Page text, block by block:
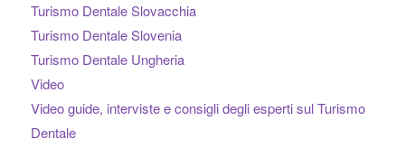
Turismo Dentale Slovacchia
Turismo Dentale Slovenia
Turismo Dentale Ungheria
Video
Video guide, interviste e consigli degli esperti sul Turismo
Dentale